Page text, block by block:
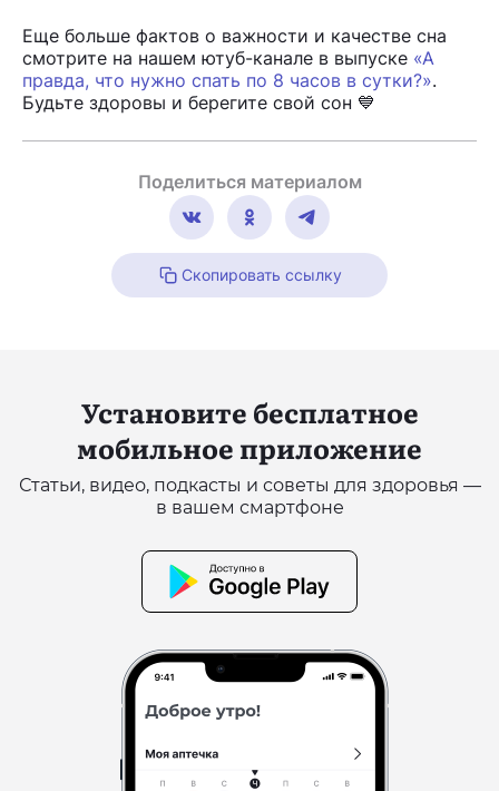
Еще больше фактов о важности и качестве сна
смотрите на нашем ютуб-канале в выпуске «А
правда, что нужно спать по 8 часов в сутки?».
Будьте здоровы и берегите свой сон 💙
Поделиться материалом
Скопировать ссылку
Установите бесплатное
мобильное приложение
Статьи, видео, подкасты и советы для здоровья —
в вашем смартфоне